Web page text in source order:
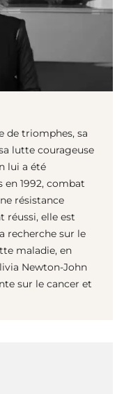
de triomphes, sa
lutte courageuse
lui a été
1992, combat
résistance
réussi, elle est
recherche sur le
maladie, en
Newton-John
sur le cancer et